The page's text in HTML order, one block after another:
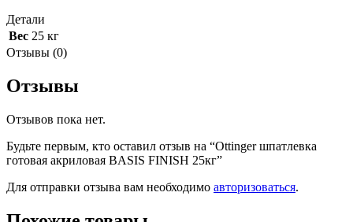
Детали
Вес 25 кг
Отзывы (0)
Отзывы
Отзывов пока нет.
Будьте первым, кто оставил отзыв на “Ottinger шпатлевка
готовая акриловая BASIS FINISH 25кг”
Для отправки отзыва вам необходимо авторизоваться.